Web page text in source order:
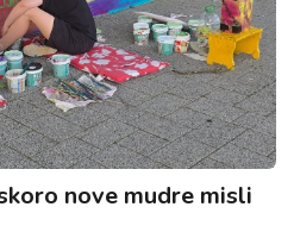
nove mudre misli